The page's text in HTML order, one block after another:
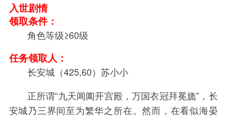
入世剧情
领取条件：
角色等级≥60级
任务领取人：
长安城（425,60）苏小小
正所谓“九天阊阖开宫殿，万国衣冠拜冕旒”，长
安城乃三界间至为繁华之所在。然而，在看似海晏